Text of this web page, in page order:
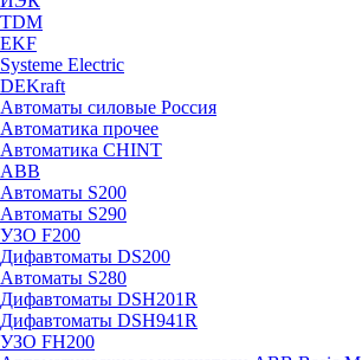
TDM
EKF
Systeme Electric
DEKraft
Автоматы силовые Россия
Автоматика прочее
Автоматика CHINT
ABB
Автоматы S200
Автоматы S290
УЗО F200
Дифавтоматы DS200
Автоматы S280
Дифавтоматы DSH201R
Дифавтоматы DSH941R
УЗО FH200